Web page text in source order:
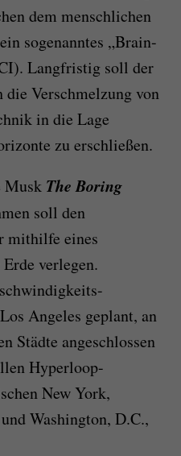
dem menschlichen
sogenanntes „Brain-
Langfristig soll der
Verschmelzung von
in die Lage
zu erschließen.
Musk The Boring
soll den
mithilfe eines
verlegen.
Angeles geplant, an
Städte angeschlossen
Hyperloop-
New York,
Washington, D.C.,